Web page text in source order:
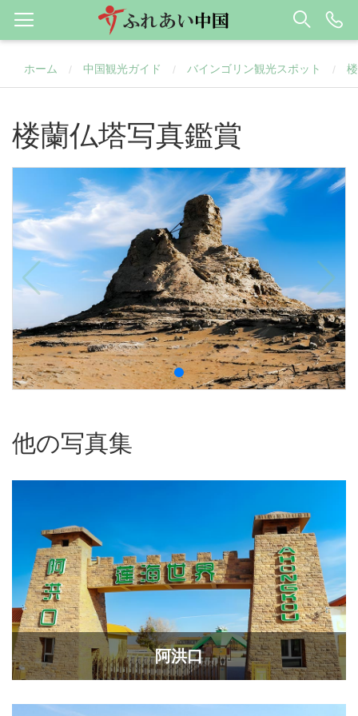
ホーム / 中国観光ガイド / バインゴリン観光スポット /
楼蘭仏塔写真鑑賞
他の写真集
阿洪口